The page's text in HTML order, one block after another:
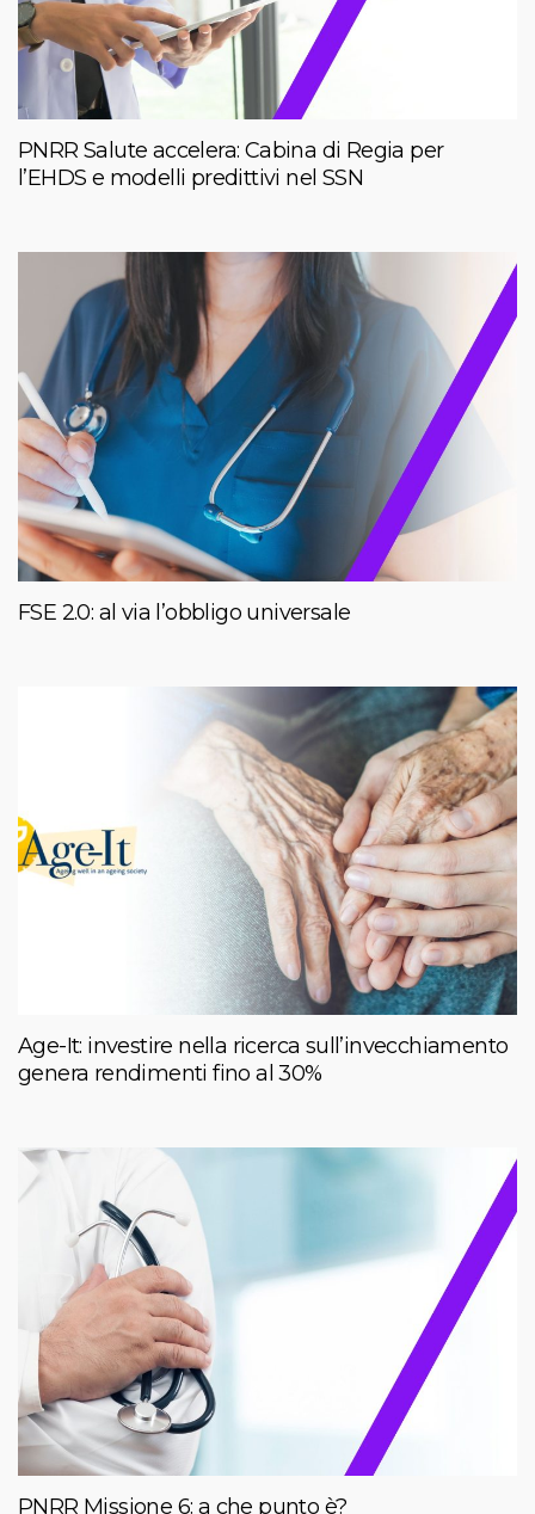
PNRR Salute accelera: Cabina di Regia per
l’EHDS e modelli predittivi nel SSN
FSE 2.0: al via l’obbligo universale
Age-It: investire nella ricerca sull’invecchiamento
genera rendimenti fino al 30%
PNRR Missione 6: a che punto è?